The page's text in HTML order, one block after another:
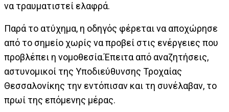
να τραυματιστεί ελαφρά.
Παρά το ατύχημα, η οδηγός φέρεται να αποχώρησε
από το σημείο χωρίς να προβεί στις ενέργειες που
προβλέπει η νομοθεσία.Έπειτα από αναζητήσεις,
αστυνομικοί της Υποδιεύθυνσης Τροχαίας
Θεσσαλονίκης την εντόπισαν και τη συνέλαβαν, το
πρωί της επόμενης μέρας.